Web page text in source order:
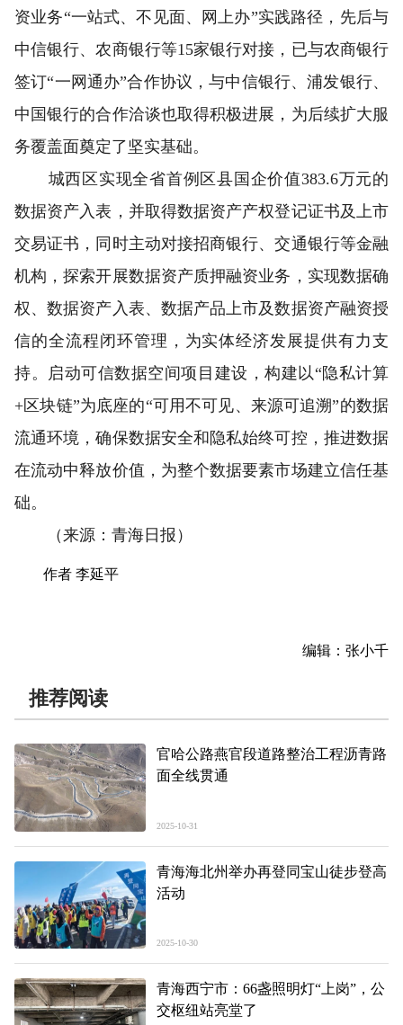
资业务“一站式、不见面、网上办”实践路径，先后与
中信银行、农商银行等15家银行对接，已与农商银行
签订“一网通办”合作协议，与中信银行、浦发银行、
中国银行的合作洽谈也取得积极进展，为后续扩大服
务覆盖面奠定了坚实基础。
城西区实现全省首例区县国企价值383.6万元的
数据资产入表，并取得数据资产产权登记证书及上市
交易证书，同时主动对接招商银行、交通银行等金融
机构，探索开展数据资产质押融资业务，实现数据确
权、数据资产入表、数据产品上市及数据资产融资授
信的全流程闭环管理，为实体经济发展提供有力支
持。启动可信数据空间项目建设，构建以“隐私计算
+区块链”为底座的“可用不可见、来源可追溯”的数据
流通环境，确保数据安全和隐私始终可控，推进数据
在流动中释放价值，为整个数据要素市场建立信任基
础。
（来源：青海日报）
作者 李延平
编辑：张小千
推荐阅读
官哈公路燕官段道路整治工程沥青路
面全线贯通
2025-10-31
青海海北州举办再登同宝山徒步登高
活动
2025-10-30
青海西宁市：66盏照明灯“上岗”，公
交枢纽站亮堂了